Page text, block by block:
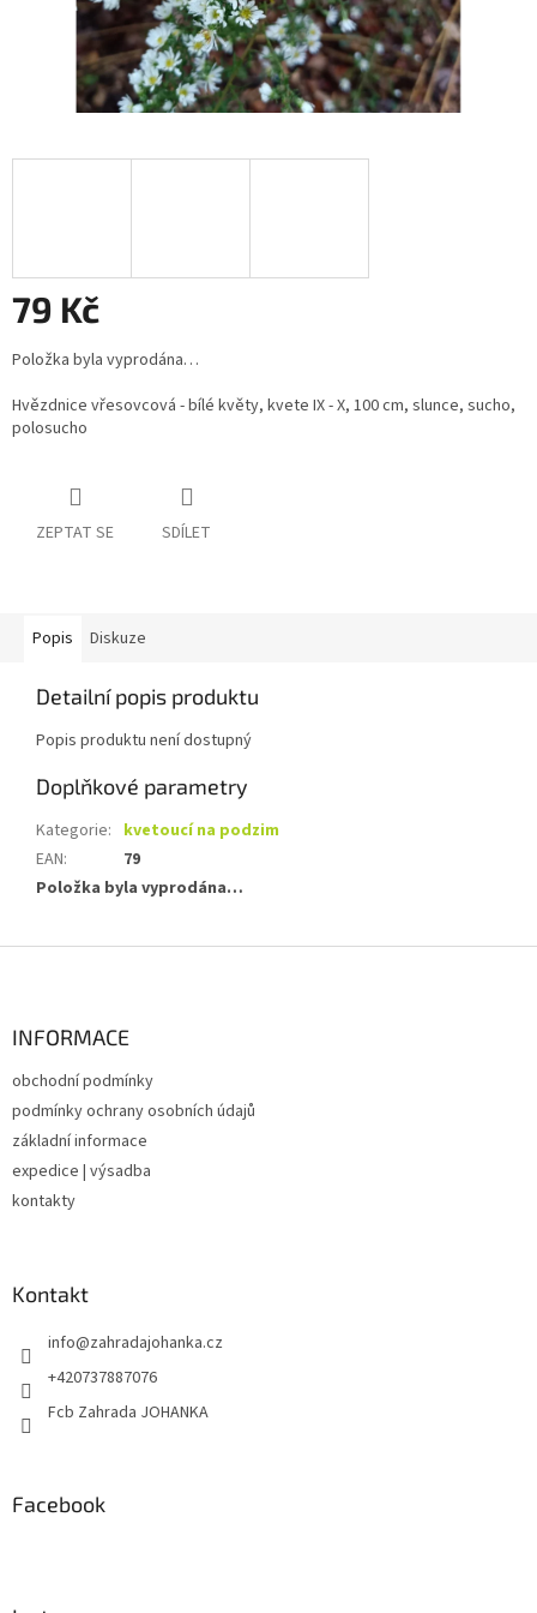
79 Kč
Měrná
cena:
Položka byla vyprodána…
Hvězdnice vřesovcová - bílé květy, kvete IX - X, 100 cm, slunce, sucho,
polosucho
ZEPTAT SE SDÍLET
Popis Diskuze
Detailní popis produktu
Popis produktu není dostupný
Doplňkové parametry
Kategorie: kvetoucí na podzim
EAN:
79
Položka byla vyprodána…
INFORMACE
obchodní podmínky
podmínky ochrany osobních údajů
základní informace
expedice | výsadba
kontakty
Kontakt
info@zahradajohanka.cz
+420737887076
Fcb Zahrada JOHANKA
Facebook